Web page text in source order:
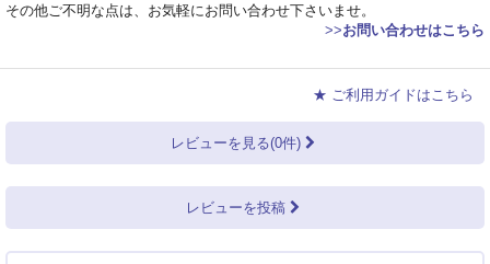
その他ご不明な点は、お気軽にお問い合わせ下さいませ。
>>お問い合わせはこちら
★ ご利用ガイドはこちら
レビューを見る(0件)
レビューを投稿